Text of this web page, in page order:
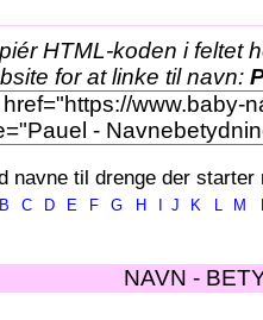
HTML-koden i feltet
for at linke til navn:
navne til drenge der starter
B C D E F G H J K L M
NAVN -